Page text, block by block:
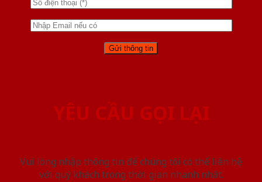
YÊU CẦU GỌI LẠI
Vui lòng nhập thông tin để chúng tôi có thể liên hệ
với quý khách trong thời gian nhanh nhất.